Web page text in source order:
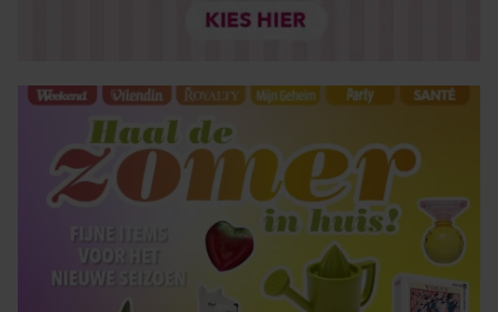
partners kunnen deze gegevens combineren met andere
gaat akkoord met onze cookies als u onze website blijft
gebruiken.